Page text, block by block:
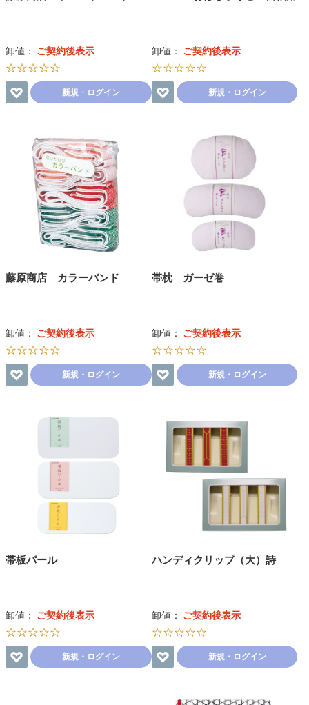
卸値： ご契約後表示
☆☆☆☆☆
新規・ログイン
卸値： ご契約後表示
☆☆☆☆☆
新規・ログイン
藤原商店 カラーバンド
卸値： ご契約後表示
☆☆☆☆☆
新規・ログイン
帯枕 ガーゼ巻
卸値： ご契約後表示
☆☆☆☆☆
新規・ログイン
帯板パール
卸値： ご契約後表示
☆☆☆☆☆
新規・ログイン
ハンディクリップ（大）詩
卸値： ご契約後表示
☆☆☆☆☆
新規・ログイン